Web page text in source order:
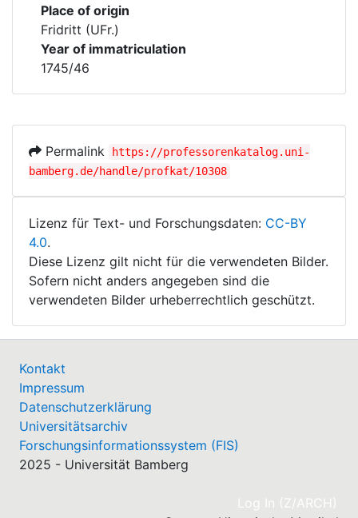
Place of origin
Fridritt (UFr.)
Year of immatriculation
1745/46
Permalink
https://professorenkatalog.uni-
bamberg.de/handle/profkat/10308
Lizenz für Text- und Forschungsdaten: CC-BY
4.0.
Diese Lizenz gilt nicht für die verwendeten Bilder.
Sofern nicht anders angegeben sind die
verwendeten Bilder urheberrechtlich geschützt.
Kontakt
Impressum
Datenschutzerklärung
Universitätsarchiv
Forschungsinformationssystem (FIS)
2025 - Universität Bamberg
Log In (Z/ARCH)